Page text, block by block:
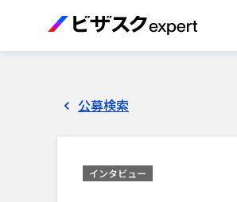
公募検索
インタビュー